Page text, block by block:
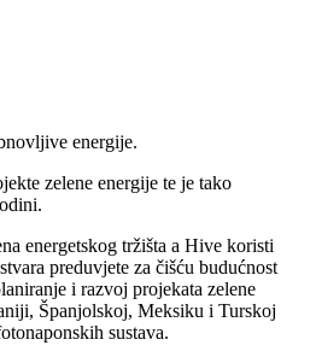
energije.
zelene energije te je tako
energetskog tržišta a Hive koristi
preduvjete za čišću budućnost
i razvoj projekata zelene
Španjolskoj, Meksiku i Turskoj
sustava.